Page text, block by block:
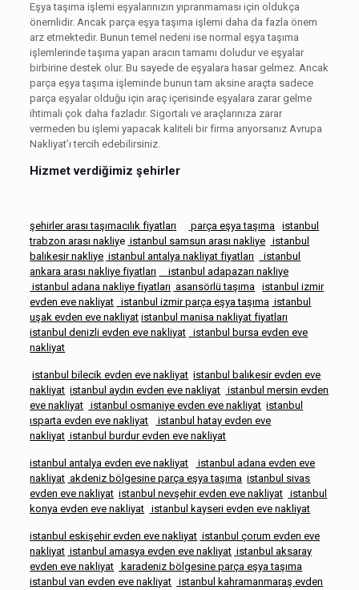
Eşya taşıma işlemi eşyalarınızın yıpranmaması için oldukça
önemlidir. Ancak parça eşya taşıma işlemi daha da fazla önem
arz etmektedir. Bunun temel nedeni ise normal eşya taşıma
işlemlerinde taşıma yapan aracın tamamı doludur ve eşyalar
birbirine destek olur. Bu sayede de eşyalara hasar gelmez. Ancak
parça eşya taşıma işleminde bunun tam aksine araçta sadece
parça eşyalar olduğu için araç içerisinde eşyalara zarar gelme
ihtimali çok daha fazladır. Sigortalı ve araçlarınıza zarar
vermeden bu işlemi yapacak kaliteli bir firma arıyorsanız Avrupa
Nakliyat’ı tercih edebilirsiniz.
Hizmet verdiğimiz şehirler
şehirler arası taşımacılık fiyatları parça eşya taşıma
istanbul
trabzon arası nakliye istanbul samsun arası nakliye istanbul
balıkesir nakliye istanbul antalya nakliyat fiyatları
istanbul
ankara arası nakliye fiyatları
istanbul adapazarı nakliye
istanbul adana nakliye fiyatları asansörlü taşıma
istanbul izmir
evden eve nakliyat istanbul izmir parça eşya taşıma istanbul
uşak evden eve nakliyat istanbul manisa nakliyat fiyatları
istanbul denizli evden eve nakliyat istanbul bursa evden eve
nakliyat
istanbul bilecik evden eve nakliyat istanbul balıkesir evden eve
nakliyat istanbul aydın evden eve nakliyat istanbul mersin evden
eve nakliyat istanbul osmaniye evden eve nakliyat istanbul
ısparta evden eve nakliyat
istanbul hatay evden eve
nakliyat istanbul burdur evden eve nakliyat
istanbul antalya evden eve nakliyat
istanbul adana evden eve
nakliyat akdeniz bölgesine parça eşya taşıma istanbul sivas
evden eve nakliyat istanbul nevşehir evden eve nakliyat istanbul
konya evden eve nakliyat istanbul kayseri evden eve nakliyat
istanbul eskişehir evden eve nakliyat istanbul çorum evden eve
nakliyat istanbul amasya evden eve nakliyat istanbul aksaray
evden eve nakliyat
karadeniz bölgesine parça eşya taşıma
istanbul van evden eve nakliyat istanbul kahramanmaraş evden